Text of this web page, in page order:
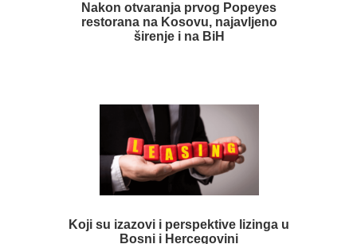
Nakon otvaranja prvog Popeyes
restorana na Kosovu, najavljeno
širenje i na BiH
Koji su izazovi i perspektive lizinga u
Bosni i Hercegovini